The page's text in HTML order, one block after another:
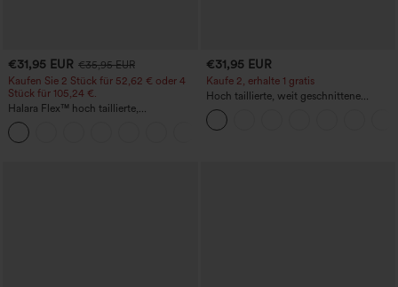
€31,95 EUR €35,95 EUR
Kaufen Sie 2 Stück für 52,62 € oder 4
Stück für 105,24 €.
Halara Flex™ hoch taillierte,
figurformende Arbeitshose, die die Taille
schmaler wirken lässt, mit Taschen,
weitem Bein und Mikro-Waffelstruktur
€31,95 EUR
Kaufe 2, erhalte 1 gratis
Hoch taillierte, weit geschnittene
Freizeithose aus Leinenmischung mit
Kordelzug und Taschen